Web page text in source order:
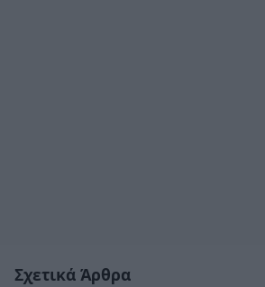
Σχετικά Άρθρα